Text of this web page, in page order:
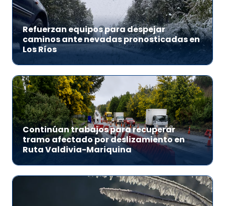
Refuerzan equipos para despejar
caminos ante nevadas pronosticadas en
Los Ríos
Continúan trabajos para recuperar
tramo afectado por deslizamiento en
Ruta Valdivia-Mariquina